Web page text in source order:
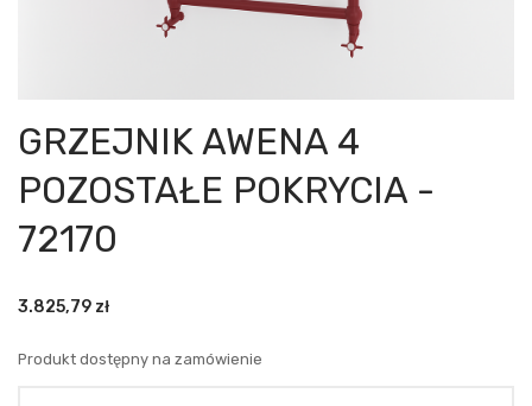
GRZEJNIK AWENA 4
POZOSTAŁE POKRYCIA -
72170
3.825,79 zł
Produkt dostępny na zamówienie